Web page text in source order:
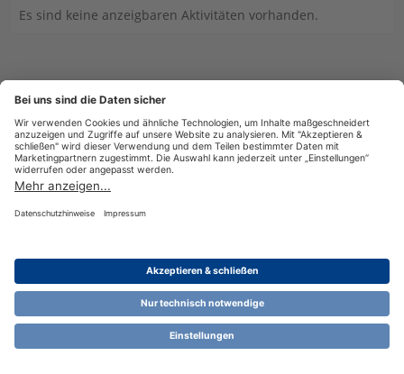
Es sind keine anzeigbaren Aktivitäten vorhanden.
Nutzungsbestimmungen Cookie-Einstellungen
Community-Software:WoltLab Suite™ 6.1.13